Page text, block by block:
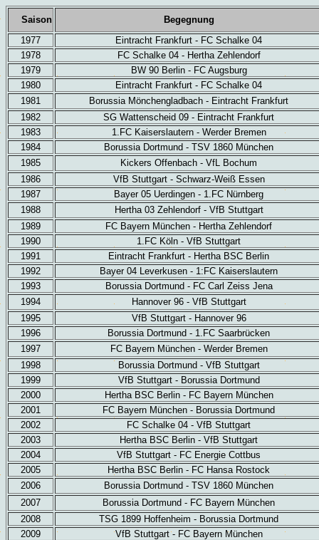
Saison
Begegnung
1977
Eintracht Frankfurt - FC Schalke 04
1978
FC Schalke 04 - Hertha Zehlendorf
1979
BW 90 Berlin - FC Augsburg
1980
Eintracht Frankfurt - FC Schalke 04
1981
Borussia Mönchengladbach - Eintracht Frankfurt
1982
SG Wattenscheid 09 - Eintracht Frankfurt
1983
1.FC Kaiserslautern - Werder Bremen
1984
Borussia Dortmund - TSV 1860 München
1985
Kickers Offenbach - VfL Bochum
1986
VfB Stuttgart - Schwarz-Weiß Essen
1987
Bayer 05 Uerdingen - 1.FC Nürnberg
1988
Hertha 03 Zehlendorf - VfB Stuttgart
1989
FC Bayern München - Hertha Zehlendorf
1990
1.FC Köln - VfB Stuttgart
1991
Eintracht Frankfurt - Hertha BSC Berlin
1992
Bayer 04 Leverkusen - 1:FC Kaiserslautern
1993
Borussia Dortmund - FC Carl Zeiss Jena
1994
Hannover 96 - VfB Stuttgart
1995
VfB Stuttgart - Hannover 96
1996
Borussia Dortmund - 1.FC Saarbrücken
1997
FC Bayern München - Werder Bremen
1998
Borussia Dortmund - VfB Stuttgart
1999
VfB Stuttgart - Borussia Dortmund
2000
Hertha BSC Berlin - FC Bayern München
2001
FC Bayern München - Borussia Dortmund
2002
FC Schalke 04 - VfB Stuttgart
2003
Hertha BSC Berlin - VfB Stuttgart
2004
VfB Stuttgart - FC Energie Cottbus
2005
Hertha BSC Berlin - FC Hansa Rostock
2006
Borussia Dortmund - TSV 1860 München
2007
Borussia Dortmund - FC Bayern München
2008
TSG 1899 Hoffenheim - Borussia Dortmund
2009
VfB Stuttgart - FC Bayern München